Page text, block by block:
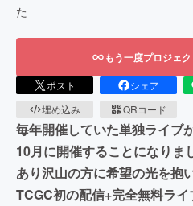
た
もう一度プロジェ
ポスト シェア
埋め込み
QRコード
毎年開催していた単独ライブ
10月に開催することになりま
あり沢山の方に希望の光を抱
TCGC初の配信+完全無料ラ